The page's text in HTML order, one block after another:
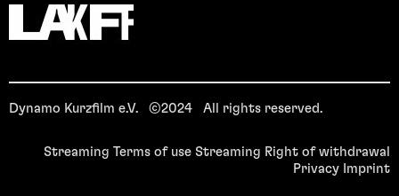
Dynamo Kurzfilm e.V. ©2024 All rights reserved.
Streaming Terms of use Streaming Right of withdrawal
Privacy Imprint